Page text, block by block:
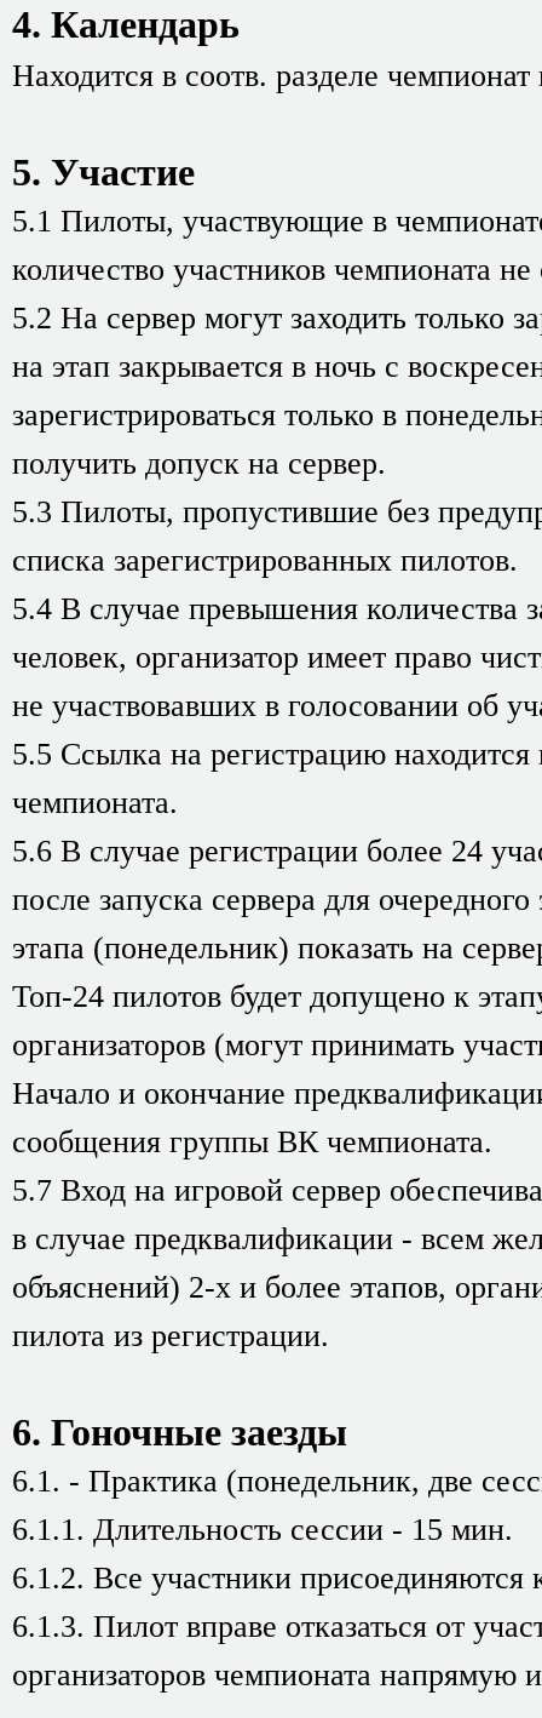
4. Календарь
Находится в соотв. разделе
5. Участие
5.1 Пилоты, участвующие в
количество участников чемпионата
5.2 На сервер могут заходить только
на этап закрывается в ночь с
зарегистрироваться только в
получить допуск на сервер.
5.3 Пилоты, пропустившие без
списка зарегистрированных пилотов.
5.4 В случае превышения количества
человек, организатор имеет право
не участвовавших в голосовании об
5.5 Ссылка на регистрацию
чемпионата.
5.6 В случае регистрации более 24
после запуска сервера для
этапа (понедельник) показать на
Топ-24 пилотов будет допущено к
организаторов (могут принимать
Начало и окончание
сообщения группы ВК чемпионата.
5.7 Вход на игровой сервер
в случае предквалификации - всем
объяснений) 2-х и более этапов,
пилота из регистрации.
6. Гоночные заезды
6.1. - Практика (понедельник, две
6.1.1. Длительность сессии - 15 мин.
6.1.2. Все участники присоединяются
6.1.3. Пилот вправе отказаться от
организаторов чемпионата напрямую